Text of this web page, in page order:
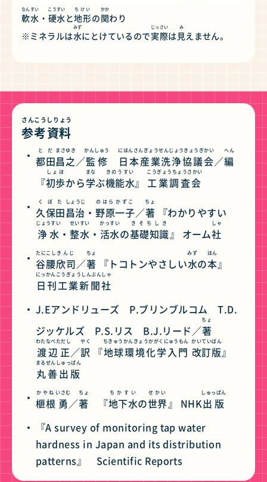
軟水
なんすい
・ 硬水
こうすい
と地形
ちけい
の関
かか
わり
※ミネラルは水
みず
にとけているので実際
じっさい
は 見
み
えません。
参考
さんこう
資料
しりょう
都田
とだ
昌之
まさゆき
／監修
かんしゅう
日本産業洗浄協議会
にほんさんぎょうせんじょうきょうぎかい
／編
へん
『初歩
しょほ
から学
まな
ぶ機能水
きのうすい
』工業調査会
こうぎょうちょうさかい
久保田
くぼた
昌治
しょうじ
・ 野原
のはら
一子
かずこ
／著
ちょ
『わかりやすい
浄水
じょうすい
・ 整水
せいすい
・ 活水
かっすい
の基礎知識
きそちしき
』 オーム社
しゃ
谷腰
たにこし
欣司
きんじ
／著
ちょ
『トコトンやさしい水
みず
の本
ほん
』
日刊工業新聞社
にっかんこうぎょうしんぶんしゃ
J.Eアンドリューズ P.ブリンブルコム T.D.
ジッケルズ P.S.リス B.J.リード／著
ちょ
渡辺正
わたなべただし
／訳
やく
『地球環境化学入門
ちきゅうかんきょうかがくにゅうもん
改訂版
かいていばん
』
丸善出版
まるぜんしゅっぱん
榧根
かやね
勇
いさむ
／著
ちょ
『地下水
ちかすい
の世界
せかい
』 NHK出版
しゅっぱん
『A survey of monitoring tap water
hardness in Japan and its distribution
patterns』 Scientific Reports